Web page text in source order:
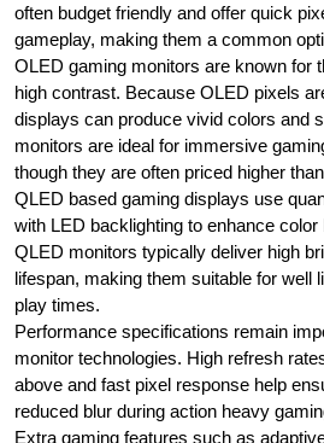
often budget friendly and offer quick
gameplay, making them a common
OLED gaming monitors are known for
high contrast. Because OLED pixels
displays can produce vivid colors and
monitors are ideal for immersive
though they are often priced higher
QLED based gaming displays use
with LED backlighting to enhance
QLED monitors typically deliver high
lifespan, making them suitable for well
play times.
Performance specifications remain
monitor technologies. High refresh
above and fast pixel response help
reduced blur during action heavy
Extra gaming features such as